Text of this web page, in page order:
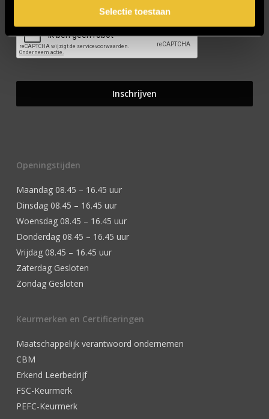
Selectie toestaan
Openingstijden
Maandag 08.45 – 16.45 uur
Dinsdag 08.45 – 16.45 uur
Woensdag 08.45 – 16.45 uur
Donderdag 08.45 – 16.45 uur
Vrijdag 08.45 – 16.45 uur
Zaterdag Gesloten
Zondag Gesloten
Keurmerken en Certificeringen
Maatschappelijk verantwoord ondernemen
CBM
Erkend Leerbedrijf
FSC-Keurmerk
PEFC-Keurmerk